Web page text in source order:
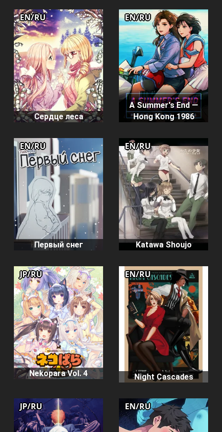
Сердце леса
EN/RU
A Summer's End —
Hong Kong 1986
EN/RU
Первый снег
EN/RU
Katawa Shoujo
EN/RU
Nekopara Vol. 4
JP/RU
Night Cascades
EN/RU
JP/RU EN/RU